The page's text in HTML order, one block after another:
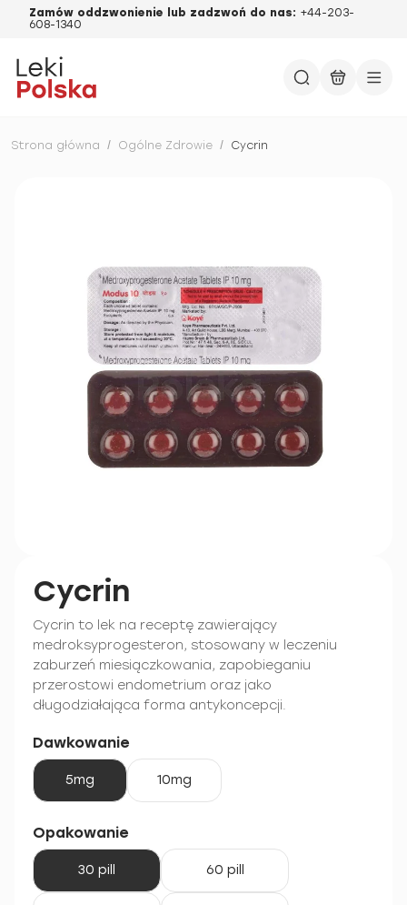
Zamów oddzwonienie lub zadzwoń do nas: +44-203-
608-1340
Strona główna / Ogólne Zdrowie / Cycrin
Cycrin
Cycrin to lek na receptę zawierający
medroksyprogesteron, stosowany w leczeniu
zaburzeń miesiączkowania, zapobieganiu
przerostowi endometrium oraz jako
długodziałająca forma antykoncepcji.
Dawkowanie
5mg 10mg
Opakowanie
30 pill 60 pill